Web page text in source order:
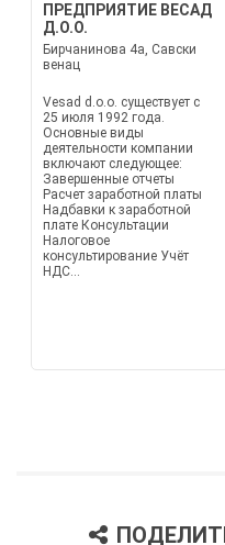
ПРЕДПРИЯТИЕ ВЕСАД
Д.О.О.
Бирчанинова 4а, Савски
венац
Vesad d.o.o. существует с
25 июля 1992 года.
Основные виды
деятельности компании
включают следующее:
Завершенные отчеты
Расчет заработной платы
Надбавки к заработной
плате Консультации
Налоговое
консультирование Учёт
НДС...